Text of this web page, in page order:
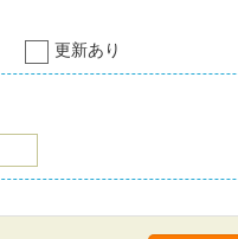
更新あり